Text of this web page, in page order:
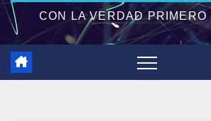
CON LA VERDAD PRIMERO